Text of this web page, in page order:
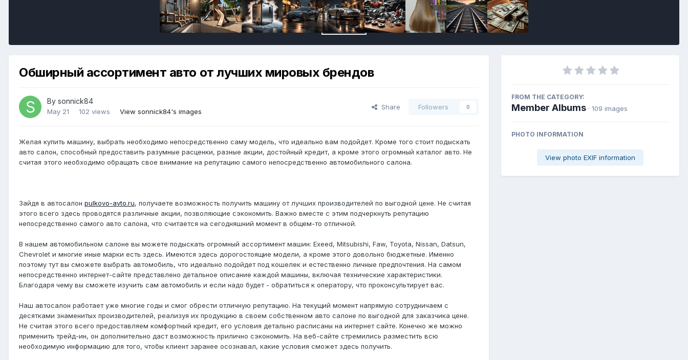
Обширный ассортимент авто от лучших мировых брендов
By sonnick84
May 21 102 views View sonnick84's images
Share Followers 0
Желая купить машину, выбрать необходимо непосредственно саму модель, что идеально вам подойдет. Кроме того стоит подыскать
авто салон, способный предоставить разумные расценки, разные акции, достойный кредит, а кроме этого огромный каталог авто. Не
считая этого необходимо обращать свое внимание на репутацию самого непосредственно автомобильного салона.
Зайдя в автосалон pulkovo-avto.ru, получаете возможность получить машину от лучших производителей по выгодной цене. Не считая
этого всего здесь проводятся различные акции, позволяющие сэкономить. Важно вместе с этим подчеркнуть репутацию
непосредственно самого авто салона, что считается на сегодняшний момент в общем-то отличной.
В нашем автомобильном салоне вы можете подыскать огромный ассортимент машин: Exeed, Mitsubishi, Faw, Toyota, Nissan, Datsun,
Chevrolet и многие иные марки есть здесь. Имеются здесь дорогостоящие модели, а кроме этого довольно бюджетные. Именно
поэтому тут вы сможете выбрать автомобиль, что идеально подойдет под кошелек и естественно личные предпочтения. На самом
непосредственно интернет-сайте представлено детальное описание каждой машины, включая технические характеристики.
Благодаря чему вы сможете изучить сам автомобиль и если надо будет - обратиться к оператору, что проконсультирует вас.
Наш автосалон работает уже многие годы и смог обрести отличную репутацию. На текущий момент напрямую сотрудничаем с
десятками знаменитых производителей, реализуя их продукцию в своем собственном авто салоне по выгодной для заказчика цене.
Не считая этого всего предоставляем комфортный кредит, его условия детально расписаны на интернет сайте. Конечно же можно
применить трейд-ин, он дополнительно даст возможность прилично сэкономить. На веб-сайте стремились разместить всю
необходимую информацию для того, чтобы клиент заранее осознавал, какие условия сможет здесь получить.
FROM THE CATEGORY:
Member Albums · 109 images
PHOTO INFORMATION
View photo EXIF information